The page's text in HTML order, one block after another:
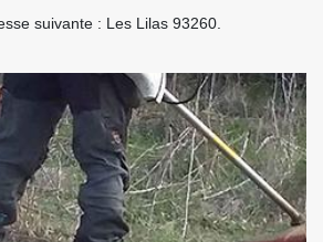
suivante : Les Lilas 93260.